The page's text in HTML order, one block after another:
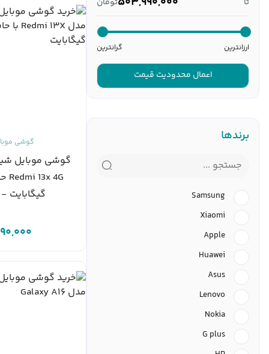
ارزانترین گرانترین
اعمال محدودیت قیمت
برندها
Samsung
Xiaomi
Apple
Huawei
Asus
Lenovo
Nokia
G plus
گوشی
گوشی موبایل
گیگابایت